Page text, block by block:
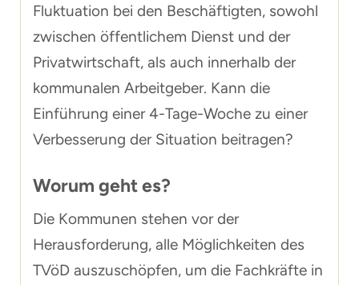
Fluktuation bei den Beschäftigten, sowohl
zwischen öffentlichem Dienst und der
Privatwirtschaft, als auch innerhalb der
kommunalen Arbeitgeber. Kann die
Einführung einer 4-Tage-Woche zu einer
Verbesserung der Situation beitragen?
Worum geht es?
Die Kommunen stehen vor der
Herausforderung, alle Möglichkeiten des
TVöD auszuschöpfen, um die Fachkräfte in